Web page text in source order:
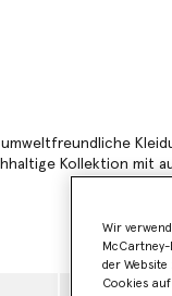
Kollektion mit
Wir
der
Cookies